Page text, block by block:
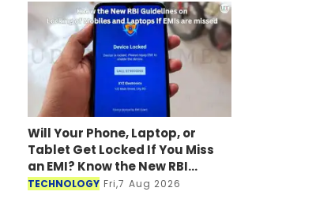
Will Your Phone, Laptop, or
Tablet Get Locked If You Miss
an EMI? Know the New RBI
Guidelines
TECHNOLOGY Fri,7 Aug 2026